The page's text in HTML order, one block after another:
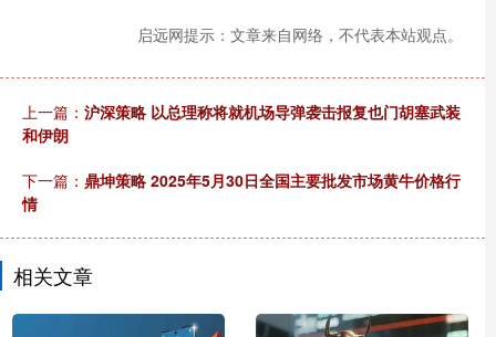
启远网提示：文章来自网络，不代表本站观点。
上一篇： 沪深策略 以总理称将就机场导弹袭击报复也门胡塞武装
和伊朗
下一篇： 鼎坤策略 2025年5月30日全国主要批发市场黄牛价格行
情
相关文章